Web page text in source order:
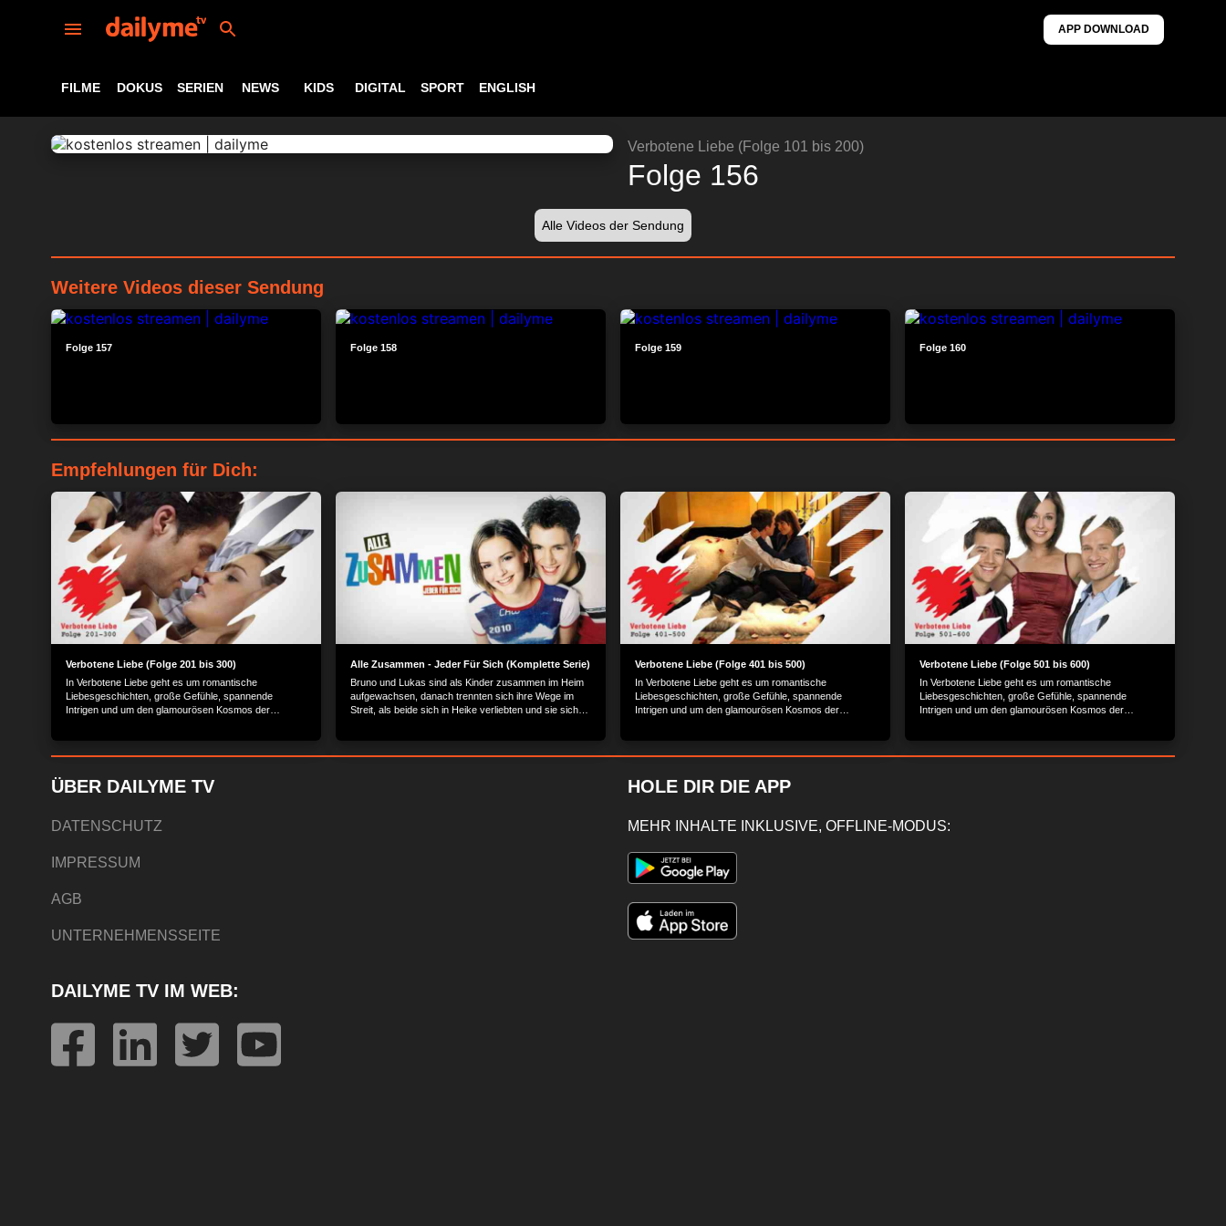
APP DOWNLOAD
FILME DOKUS SERIEN NEWS KIDS DIGITAL SPORT ENGLISH
ABSPIELEN 24:11
Verbotene Liebe (Folge 101 bis 200)
Folge 156
Alle Videos der Sendung
Weitere Videos dieser Sendung
Folge 157 Folge 158 Folge 159 Folge 160
Empfehlungen für Dich:
Verbotene Liebe (Folge 201 bis 300)
In Verbotene Liebe geht es um romantische
Liebesgeschichten, große Gefühle, spannende
Intrigen und um den glamourösen Kosmos der
Alle Zusammen - Jeder Für Sich (Komplette Serie)
Bruno und Lukas sind als Kinder zusammen im Heim
aufgewachsen, danach trennten sich ihre Wege im
Streit, als beide sich in Heike verliebten und sie sich
Verbotene Liebe (Folge 401 bis 500)
In Verbotene Liebe geht es um romantische
Liebesgeschichten, große Gefühle, spannende
Intrigen und um den glamourösen Kosmos der
Verbotene Liebe (Folge 501 bis 600)
In Verbotene Liebe geht es um romantische
Liebesgeschichten, große Gefühle, spannende
Intrigen und um den glamourösen Kosmos der
ÜBER DAILYME TV
DATENSCHUTZ
IMPRESSUM
AGB
UNTERNEHMENSSEITE
HOLE DIR DIE APP
MEHR INHALTE INKLUSIVE, OFFLINE-MODUS:
DAILYME TV IM WEB: